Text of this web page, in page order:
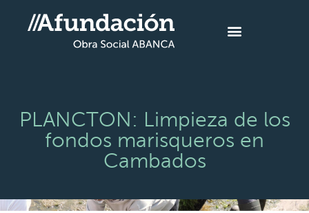
PLANCTON: Limpieza de los
fondos marisqueros en
Cambados